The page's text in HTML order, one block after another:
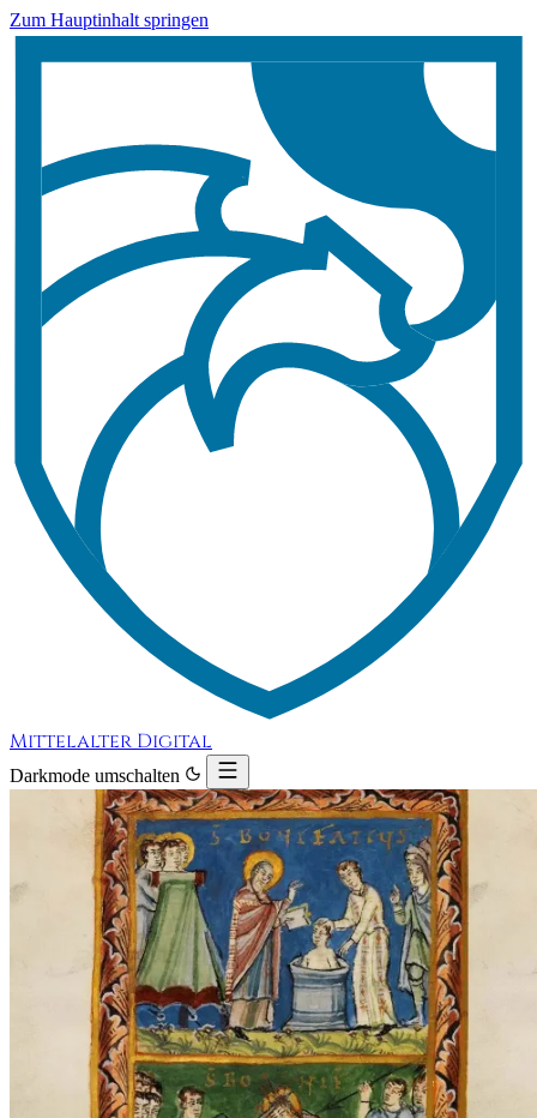
Zum Hauptinhalt springen
Mittelalter Digital
Darkmode umschalten